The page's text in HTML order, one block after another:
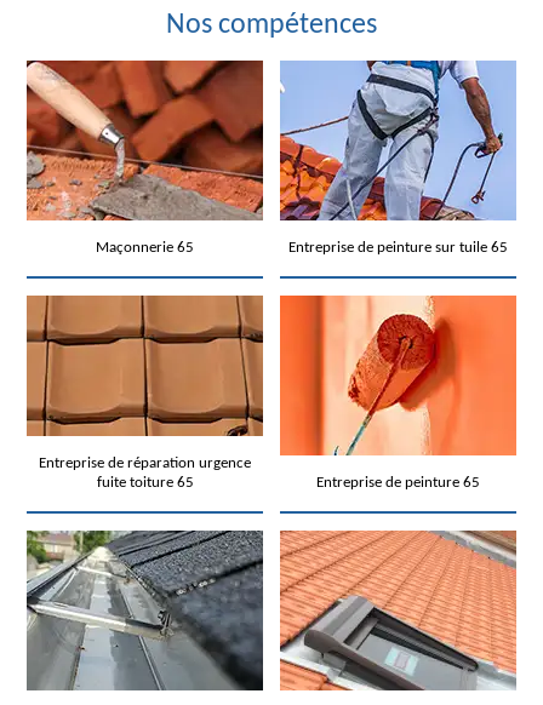
Nos compétences
Maçonnerie 65 Entreprise de peinture sur tuile 65
Entreprise de réparation urgence
fuite toiture 65
Entreprise de peinture 65